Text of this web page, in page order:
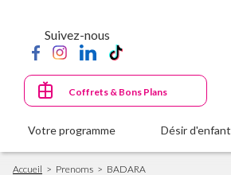
principal
Suivez-nous
Coffrets & Bons Plans
Votre programme Désir d'enfant
Fil
Accueil Prenoms BADARA